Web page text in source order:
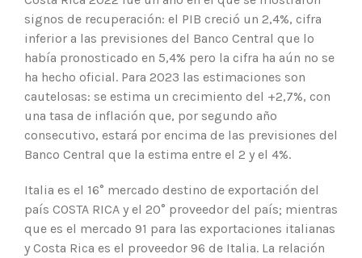
signos de recuperación: el PIB creció un 2,4%, cifra
inferior a las previsiones del Banco Central que lo
había pronosticado en 5,4% pero la cifra ha aún no se
ha hecho oficial. Para 2023 las estimaciones son
cautelosas: se estima un crecimiento del +2,7%, con
una tasa de inflación que, por segundo año
consecutivo, estará por encima de las previsiones del
Banco Central que la estima entre el 2 y el 4%.
Italia es el 16° mercado destino de exportación del
país COSTA RICA y el 20° proveedor del país; mientras
que es el mercado 91 para las exportaciones italianas
y Costa Rica es el proveedor 96 de Italia. La relación